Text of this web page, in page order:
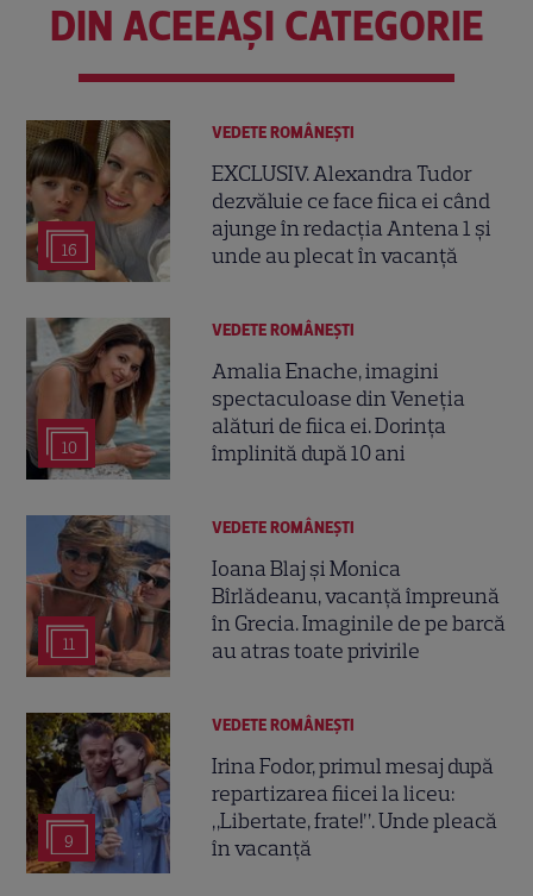
DIN ACEEAȘI CATEGORIE
16
VEDETE ROMÂNEŞTI
EXCLUSIV. Alexandra Tudor
dezvăluie ce face fiica ei când
ajunge în redacția Antena 1 și
unde au plecat în vacanță
10
VEDETE ROMÂNEŞTI
Amalia Enache, imagini
spectaculoase din Veneția
alături de fiica ei. Dorința
împlinită după 10 ani
11
VEDETE ROMÂNEŞTI
Ioana Blaj și Monica
Bîrlădeanu, vacanță împreună
în Grecia. Imaginile de pe barcă
au atras toate privirile
9
VEDETE ROMÂNEŞTI
Irina Fodor, primul mesaj după
repartizarea fiicei la liceu:
„Libertate, frate!”. Unde pleacă
în vacanță